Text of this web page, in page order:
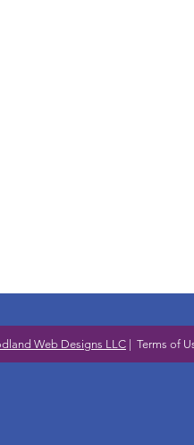
Web Designs LLC Terms of